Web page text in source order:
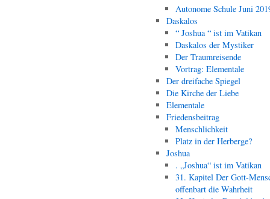
Autonome Schule Juni
Daskalos
“ Joshua “ ist im Vatikan
Daskalos der Mystiker
Der Traumreisende
Vortrag: Elementale
Der dreifache Spiegel
Die Kirche der Liebe
Elementale
Friedensbeitrag
Menschlichkeit
Platz in der Herberge?
Joshua
. „Joshua“ ist im Vatikan
31. Kapitel Der Gott-
offenbart die Wahrheit